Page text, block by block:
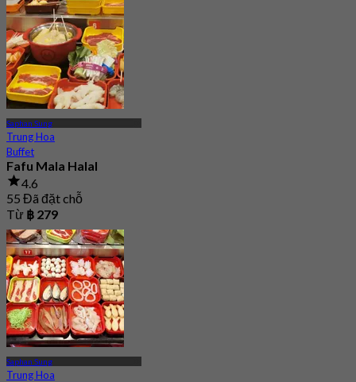
5.0
99 Đã đặt chỗ
Từ฿ 266
Saphan Sung
Trung Hoa
Buffet
Fafu Mala Halal
4.6
55 Đã đặt chỗ
Từ ฿ 279
Saphan Sung
Trung Hoa